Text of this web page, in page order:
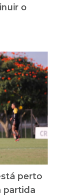
o
perto
partida